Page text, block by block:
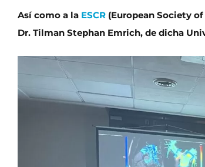
Así como a la ESCR (European Society
Dr. Tilman Stephan Emrich, de dicha